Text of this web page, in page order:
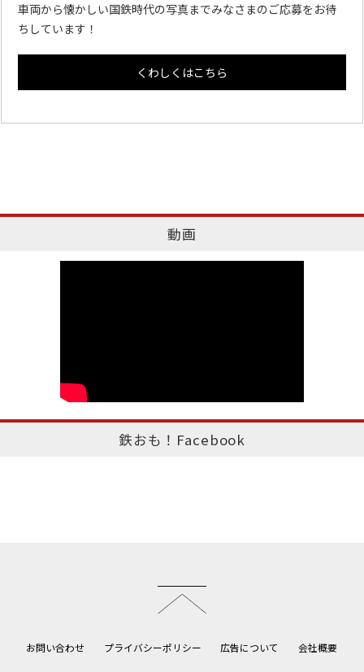
車両から懐かしい国鉄時代の写真までみなさまのご応募をお待
ちしています！
くわしくはこちら
動画
鉄おも！Facebook
お問い合わせ プライバシーポリシー 広告について 会社概要